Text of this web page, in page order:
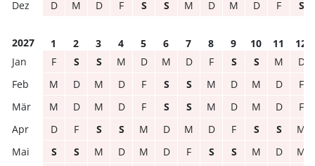
D
M D F S S M D M D F S
2027 1 2 3 4 5 6 7 8 9 10 11
12
F
S S M D M D F S S M
D
M
D M D F S S M D M D
F
M
D M D F S S M D M D
F
D
F S S M D M D F S S
M
S
S M D M D F S S M D
M